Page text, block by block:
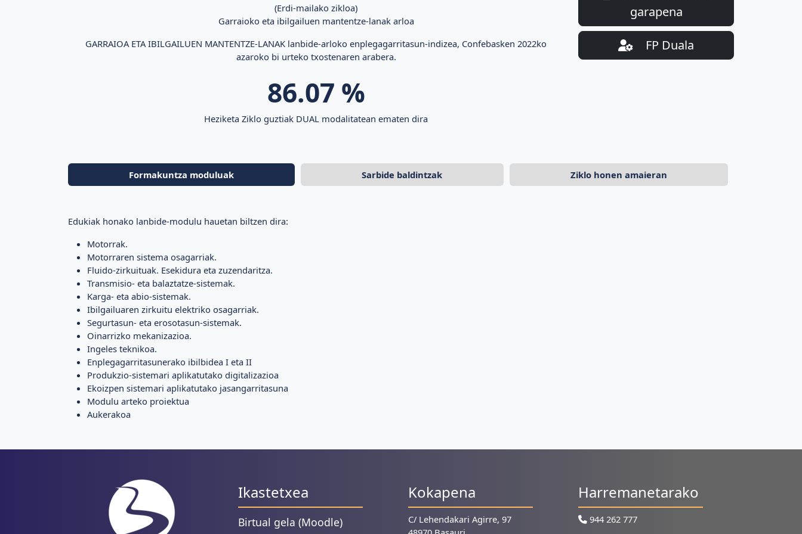
(Erdi-mailako zikloa)
Garraioko eta ibilgailuen mantentze-lanak arloa
GARRAIOA ETA IBILGAILUEN MANTENTZE-LANAK lanbide-arloko enplegagarritasun-indizea, Confebasken 2022ko
azaroko bi urteko txostenaren arabera.
86.07 %
Heziketa Ziklo guztiak DUAL modalitatean ematen dira
garapena
FP Duala
Formakuntza moduluak Sarbide baldintzak Ziklo honen amaieran
Edukiak honako lanbide-modulu hauetan biltzen dira:
Motorrak.
Motorraren sistema osagarriak.
Fluido-zirkuituak. Esekidura eta zuzendaritza.
Transmisio- eta balaztatze-sistemak.
Karga- eta abio-sistemak.
Ibilgailuaren zirkuitu elektriko osagarriak.
Segurtasun- eta erosotasun-sistemak.
Oinarrizko mekanizazioa.
Ingeles teknikoa.
Enplegagarritasunerako ibilbidea I eta II
Produkzio-sistemari aplikatutako digitalizazioa
Ekoizpen sistemari aplikatutako jasangarritasuna
Modulu arteko proiektua
Aukerakoa
Ikastetxea
Birtual gela (Moodle)
Kokapena
C/ Lehendakari Agirre, 97
Harremanetarako
944 262 777